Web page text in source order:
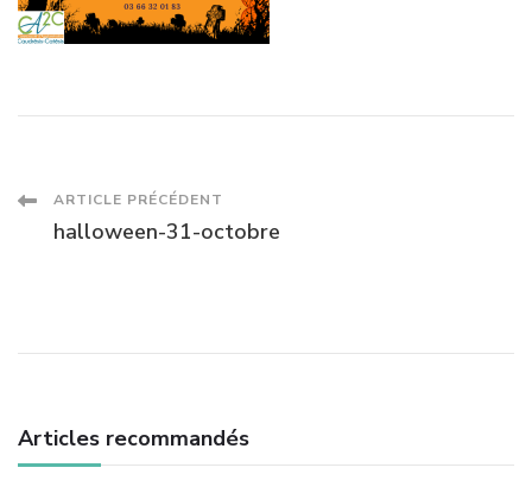
Navigation
ARTICLE PRÉCÉDENT
halloween-31-octobre
Articles recommandés